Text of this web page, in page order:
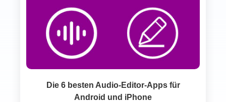
Die 6 besten Audio-Editor-Apps für
Android und iPhone